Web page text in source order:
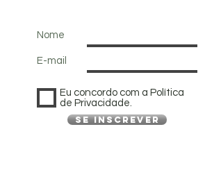
Nome
E-mail
Eu concordo com a Política
de Privacidade.
Se inscrever